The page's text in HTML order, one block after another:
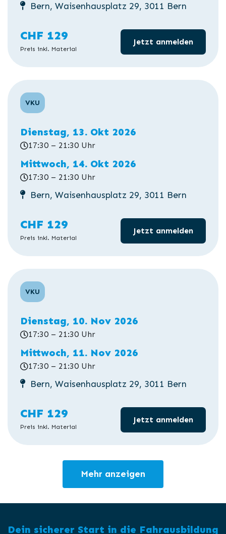
Bern, Waisenhausplatz 29, 3011 Bern
CHF 129
Preis inkl. Material
Jetzt anmelden
VKU
Dienstag, 13. Okt 2026
17:30 – 21:30 Uhr
Mittwoch, 14. Okt 2026
17:30 – 21:30 Uhr
Bern, Waisenhausplatz 29, 3011 Bern
CHF 129
Preis inkl. Material
Jetzt anmelden
VKU
Dienstag, 10. Nov 2026
17:30 – 21:30 Uhr
Mittwoch, 11. Nov 2026
17:30 – 21:30 Uhr
Bern, Waisenhausplatz 29, 3011 Bern
CHF 129
Preis inkl. Material
Jetzt anmelden
Mehr anzeigen
Dein sicherer Start in die Fahrausbildung